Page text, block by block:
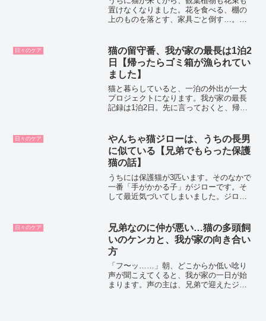
置けなくなりました。花を食べる、棚の
上のものを落とす、家具ごと倒す…。失
観も変わります。
日々のケア
猫の留守番、我が家の最長は1泊2
日【帰ったらゴミ箱が漁られてい
ました】
猫と暮らしていると、一泊の外出が一大
プロジェクトになります。我が家の最長
記録は1泊2日。先に言っておくと、帰っ
べてわかった留守番の基本と、我が家の
リアルな1泊2日の記録...
日々のケア
やんちゃ猫ジローは、うちの長男
に似ている【兄弟でもらった保護
猫の話】
うちには保護猫が3匹います。そのなかで
一番「手がかかる子」がジローです。そ
して最近気づいてしまいました。ジロ
の顔でだいたい許してしまう。軒先に住
み着いた猫の子、兄弟でも...
日々のケア
兄弟なのに仲が悪い…猫の多頭飼
いのケンカと、我が家の向き合い
方
「フ〜ッ……」朝、どこからか低い唸り
声が聞こえてくると、我が家の一日が始
まります。声の主は、兄弟で迎えたジロ